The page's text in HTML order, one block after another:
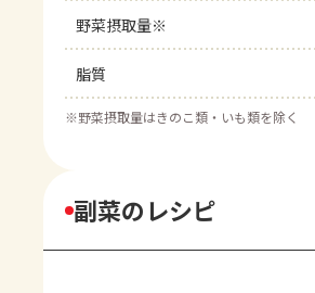
野菜摂取量※
脂質
※野菜摂取量はきのこ類・いも類を除く
副菜のレシピ